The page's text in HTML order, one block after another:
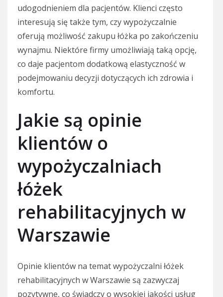
udogodnieniem dla pacjentów. Klienci często
interesują się także tym, czy wypożyczalnie
oferują możliwość zakupu łóżka po zakończeniu
wynajmu. Niektóre firmy umożliwiają taką opcję,
co daje pacjentom dodatkową elastyczność w
podejmowaniu decyzji dotyczących ich zdrowia i
komfortu.
Jakie są opinie
klientów o
wypożyczalniach
łóżek
rehabilitacyjnych w
Warszawie
Opinie klientów na temat wypożyczalni łóżek
rehabilitacyjnych w Warszawie są zazwyczaj
pozytywne, co świadczy o wysokiej jakości usług